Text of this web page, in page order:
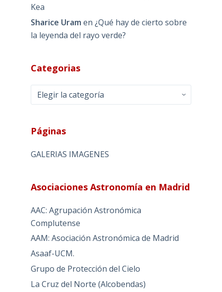
Kea
Sharice Uram en ¿Qué hay de cierto sobre
la leyenda del rayo verde?
Categorias
Categorias
Páginas
GALERIAS IMAGENES
Asociaciones Astronomía en Madrid
AAC: Agrupación Astronómica
Complutense
AAM: Asociación Astronómica de Madrid
Asaaf-UCM.
Grupo de Protección del Cielo
La Cruz del Norte (Alcobendas)